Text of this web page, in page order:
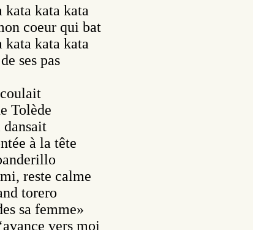
kata kata kata
coeur qui bat
kata kata kata
ses pas
Tolède
à la tête
reste calme
torero
sa femme»
vers moi